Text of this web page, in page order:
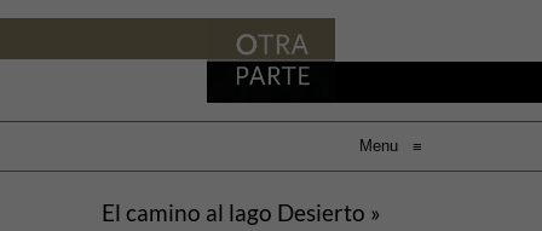
Menu ≡
El camino al lago Desierto »